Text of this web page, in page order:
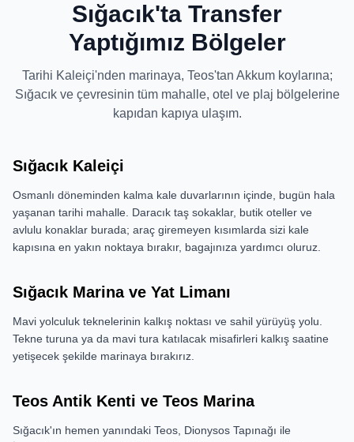
Sığacık'ta Transfer
Yaptığımız Bölgeler
Tarihi Kaleiçi'nden marinaya, Teos'tan Akkum koylarına;
Sığacık ve çevresinin tüm mahalle, otel ve plaj bölgelerine
kapıdan kapıya ulaşım.
Sığacık Kaleiçi
Osmanlı döneminden kalma kale duvarlarının içinde, bugün hala
yaşanan tarihi mahalle. Daracık taş sokaklar, butik oteller ve
avlulu konaklar burada; araç giremeyen kısımlarda sizi kale
kapısına en yakın noktaya bırakır, bagajınıza yardımcı oluruz.
Sığacık Marina ve Yat Limanı
Mavi yolculuk teknelerinin kalkış noktası ve sahil yürüyüş yolu.
Tekne turuna ya da mavi tura katılacak misafirleri kalkış saatine
yetişecek şekilde marinaya bırakırız.
Teos Antik Kenti ve Teos Marina
Sığacık'ın hemen yanındaki Teos, Dionysos Tapınağı ile